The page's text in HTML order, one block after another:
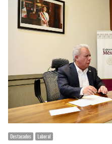
Destacados Laboral